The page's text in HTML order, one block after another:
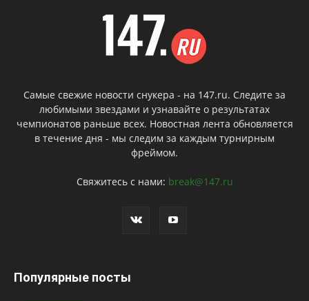
Самые свежие новости снукера - на 147.ru. Следите за
любимыми звездами и узнавайте о результатах
чемпионатов раньше всех. Новостная лента обновляется
в течение дня - мы следим за каждым турнирным
фреймом.
Свяжитесь с нами: break@147.ru
Популярные посты